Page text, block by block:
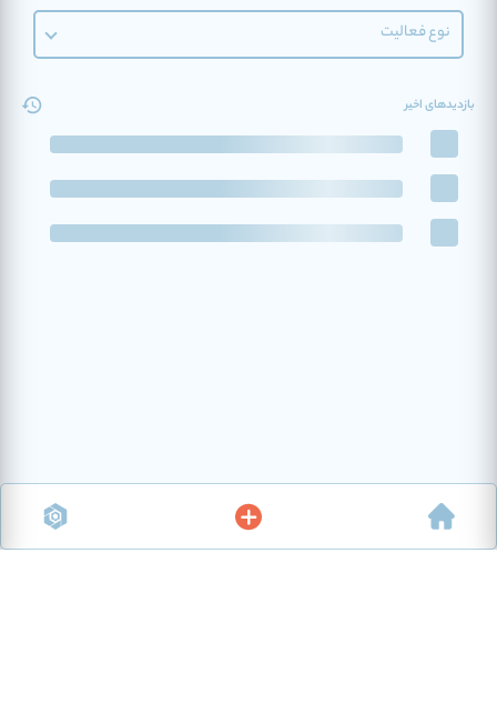
نوع فعالیت
بازدیدهای اخیر